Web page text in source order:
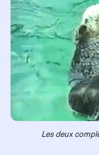
Les deux